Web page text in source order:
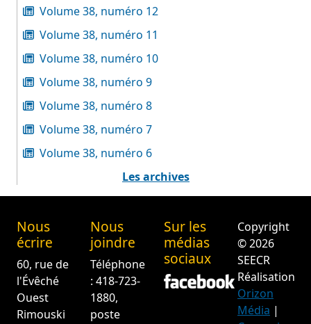
Volume 38, numéro 12
Volume 38, numéro 11
Volume 38, numéro 10
Volume 38, numéro 9
Volume 38, numéro 8
Volume 38, numéro 7
Volume 38, numéro 6
Les archives
Nous
écrire
60, rue de
l'Évêché
Ouest
Rimouski
Nous
joindre
Téléphone
: 418-723-
1880,
poste
Sur les
médias
sociaux
Copyright
© 2026
SEECR
Réalisation
Orizon
Média |